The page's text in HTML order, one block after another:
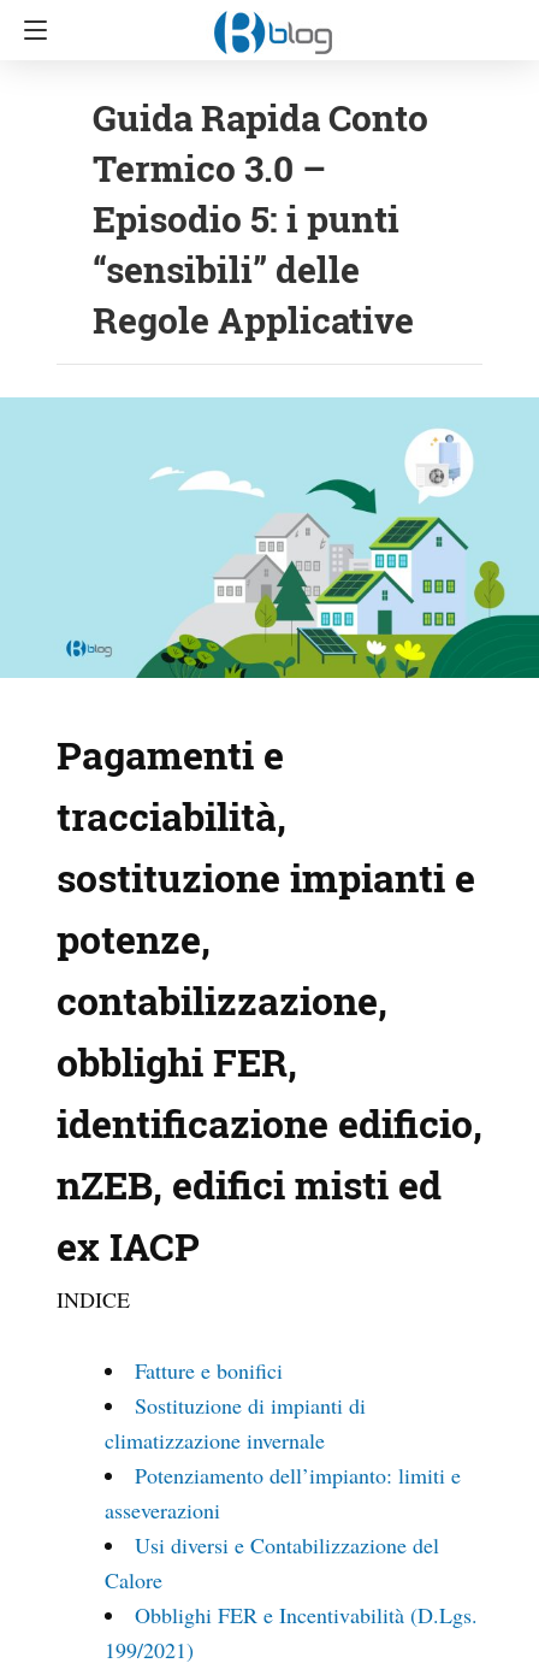
Guida Rapida Conto
Termico 3.0 –
Episodio 5: i punti
“sensibili” delle
Regole Applicative
Pagamenti e
tracciabilità,
sostituzione impianti e
potenze,
contabilizzazione,
obblighi FER,
identificazione edificio,
nZEB, edifici misti ed
ex IACP
INDICE
Fatture e bonifici
Sostituzione di impianti di
climatizzazione invernale
Potenziamento dell’impianto: limiti e
asseverazioni
Usi diversi e Contabilizzazione del
Calore
Obblighi FER e Incentivabilità (D.Lgs.
199/2021)